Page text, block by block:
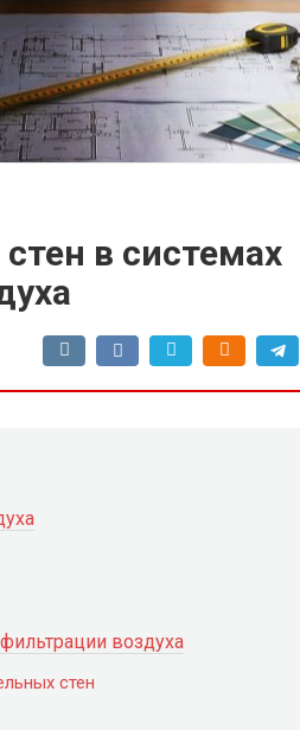
в системах
воздуха
стен